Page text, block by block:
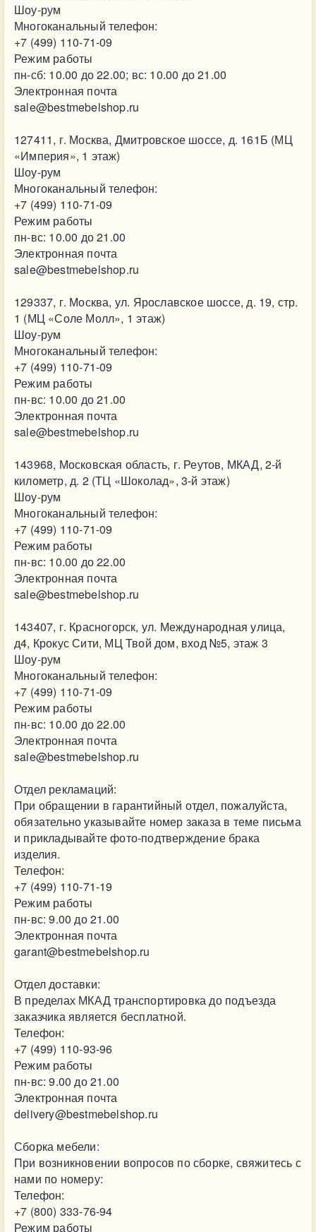
Шоу-рум
Многоканальный телефон:
+7 (499) 110-71-09
Режим работы
пн-сб: 10.00 до 22.00; вс: 10.00 до 21.00
Электронная почта
sale@bestmebelshop.ru
127411, г. Москва, Дмитровское шоссе, д. 161Б (МЦ
«Империя», 1 этаж)
Шоу-рум
Многоканальный телефон:
+7 (499) 110-71-09
Режим работы
пн-вс: 10.00 до 21.00
Электронная почта
sale@bestmebelshop.ru
129337, г. Москва, ул. Ярославское шоссе, д. 19, стр.
1 (МЦ «Соле Молл», 1 этаж)
Шоу-рум
Многоканальный телефон:
+7 (499) 110-71-09
Режим работы
пн-вс: 10.00 до 21.00
Электронная почта
sale@bestmebelshop.ru
143968, Московская область, г. Реутов, МКАД, 2-й
километр, д. 2 (ТЦ «Шоколад», 3-й этаж)
Шоу-рум
Многоканальный телефон:
+7 (499) 110-71-09
Режим работы
пн-вс: 10.00 до 22.00
Электронная почта
sale@bestmebelshop.ru
143407, г. Красногорск, ул. Международная улица,
д4, Крокус Сити, МЦ Твой дом, вход №5, этаж 3
Шоу-рум
Многоканальный телефон:
+7 (499) 110-71-09
Режим работы
пн-вс: 10.00 до 22.00
Электронная почта
sale@bestmebelshop.ru
Отдел рекламаций:
При обращении в гарантийный отдел, пожалуйста,
обязательно указывайте номер заказа в теме письма
и прикладывайте фото-подтверждение брака
изделия.
Телефон:
+7 (499) 110-71-19
Режим работы
пн-вс: 9.00 до 21.00
Электронная почта
garant@bestmebelshop.ru
Отдел доставки:
В пределах МКАД транспортировка до подъезда
заказчика является бесплатной.
Телефон:
+7 (499) 110-93-96
Режим работы
пн-вс: 9.00 до 21.00
Электронная почта
delivery@bestmebelshop.ru
Сборка мебели:
При возникновении вопросов по сборке, свяжитесь с
нами по номеру:
Телефон:
+7 (800) 333-76-94
Режим работы